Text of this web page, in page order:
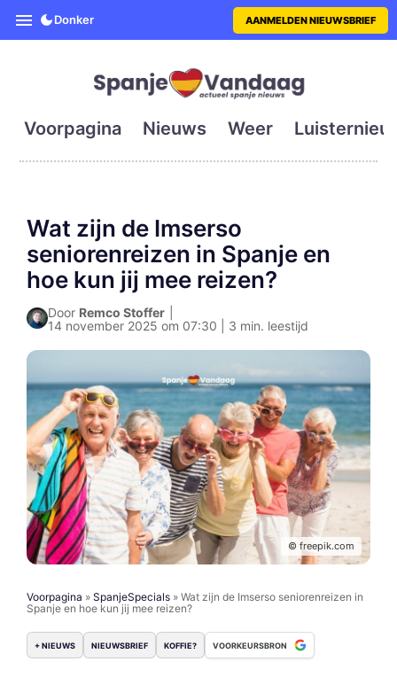
SpanjeVandaag is de eerste
Donker AANMELDEN NIEUWSBRIEF
Voorpagina Nieuws Weer
Wat zijn de Imserso
seniorenreizen in Spanje en
hoe kun jij mee reizen?
Door Remco Stoffer
14 november 2025 om 07:30 | 3 min. leestijd
© freepik.com
Voorpagina » SpanjeSpecials » Wat zijn de Imserso seniorenreizen in
Spanje en hoe kun jij mee reizen?
+ NIEUWS NIEUWSBRIEF KOFFIE? VOORKEURSBRON